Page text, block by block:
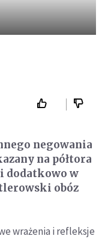
negowania
na półtora
dodatkowo w
obóz
wrażenia i refleksje